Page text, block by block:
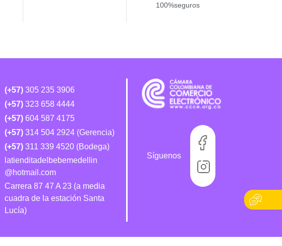
100%seguros
(+57)305 235 3906
(+57)323 658 4444
(+57)604 587 4175
(+57)314 504 2924 (Gerencia)
(+57)311 339 4520 (Bodega)
latienditadelbebemedellin
@hotmail.com
Carrera 87 47 A 23 (a media
cuadra de la estación Santa
Lucía)
Síguenos